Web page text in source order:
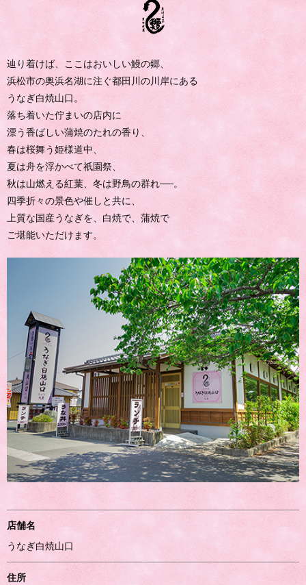
辿り着けば、ここはおいしい鰻の郷、
浜松市の奥浜名湖に注ぐ都田川の川岸にある
うなぎ白焼山口。
落ち着いた佇まいの店内に
漂う香ばしい蒲焼のたれの香り、
春は桜舞う姫様道中、
夏は舟を浮かべて祇園祭、
秋は山燃える紅葉、冬は野鳥の群れ──。
四季折々の景色や催しと共に、
上質な国産うなぎを、白焼で、蒲焼で
ご堪能いただけます。
店舗名
うなぎ白焼山口
住所